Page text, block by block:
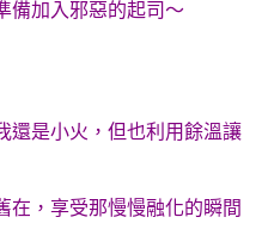
備加入邪惡的起司～
還是小火，但也利用餘溫讓
在，享受那慢慢融化的瞬間